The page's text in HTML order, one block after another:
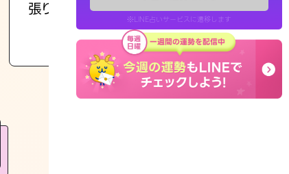
※LINE占いサービスに遷移します
お知らせ
張ります！
30代 女性